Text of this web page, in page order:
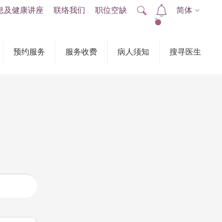
预约服务 服务收费 病人须知 搜寻医生
及健康讲座 联络我们 职位空缺
2
简体